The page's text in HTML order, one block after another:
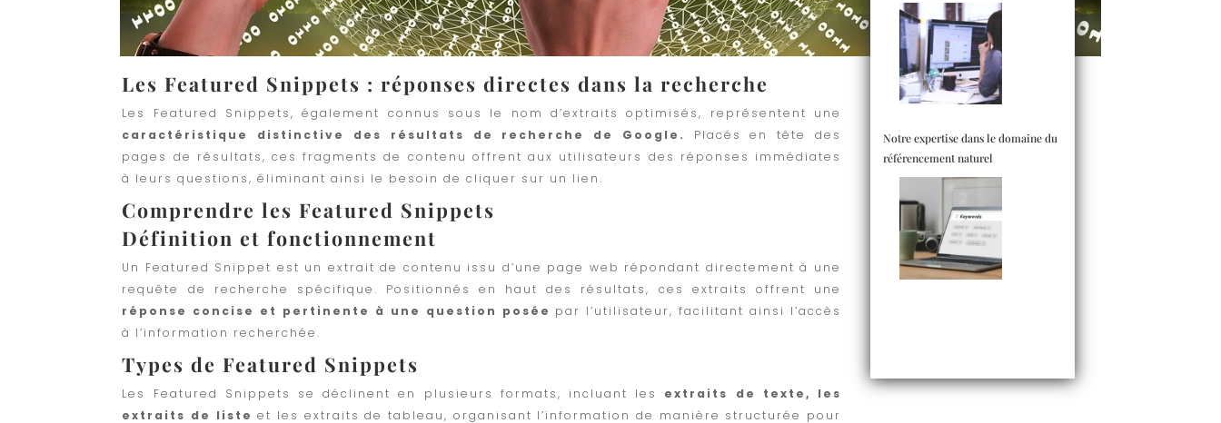
Les Featured Snippets : réponses directes dans la recherche
Les Featured Snippets, également connus sous le nom d’extraits optimisés, représentent une
caractéristique distinctive des résultats de recherche de Google.
Placés en tête des
pages de résultats, ces fragments de contenu offrent aux utilisateurs des réponses immédiates
à leurs questions, éliminant ainsi le besoin de cliquer sur un lien.
Comprendre les Featured Snippets
Définition et fonctionnement
Un Featured Snippet est un extrait de contenu issu d’une page web répondant directement à une
requête de recherche spécifique. Positionnés en haut des résultats, ces extraits offrent une
réponse concise et pertinente à une question posée par l’utilisateur, facilitant ainsi l’accès
à l’information recherchée.
Types de Featured Snippets
Les Featured Snippets se déclinent en plusieurs formats, incluant les extraits de texte, les
extraits de liste et les extraits de tableau, organisant l’information de manière structurée pour
Notre expertise dans le domaine du
référencement naturel